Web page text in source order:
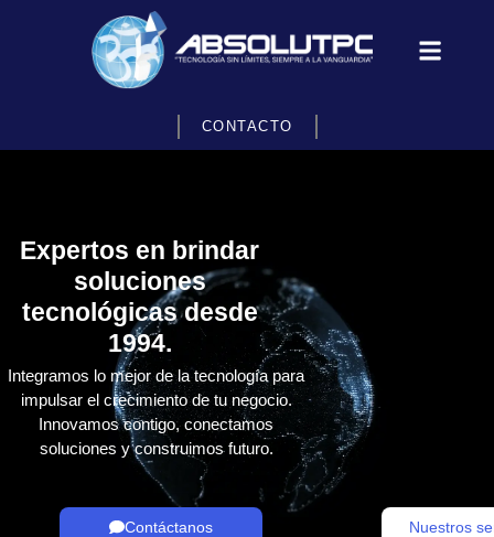
CONTACTO
Expertos en brindar
soluciones
tecnológicas desde
1994.
Integramos lo mejor de la tecnología para
impulsar el crecimiento de tu negocio.
Innovamos contigo, conectamos
soluciones y construimos futuro.
Contáctanos Nuestros